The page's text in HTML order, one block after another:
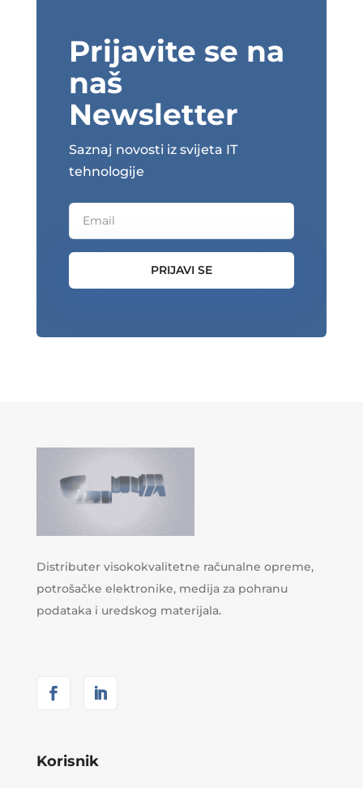
Prijavite se na
naš
Newsletter
Saznaj novosti iz svijeta IT
tehnologije
PRIJAVI SE
Distributer visokokvalitetne računalne opreme,
potrošačke elektronike, medija za pohranu
podataka i uredskog materijala.
Korisnik